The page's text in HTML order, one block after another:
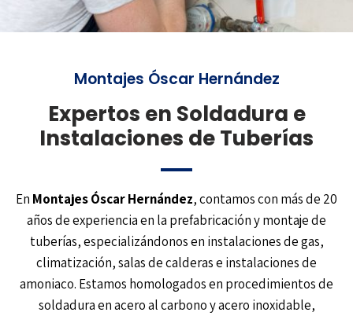
Montajes Óscar Hernández
Expertos en Soldadura e
Instalaciones de Tuberías
En Montajes Óscar Hernández, contamos con más de 20
años de experiencia en la prefabricación y montaje de
tuberías, especializándonos en instalaciones de gas,
climatización, salas de calderas e instalaciones de
amoniaco. Estamos homologados en procedimientos de
soldadura en acero al carbono y acero inoxidable,